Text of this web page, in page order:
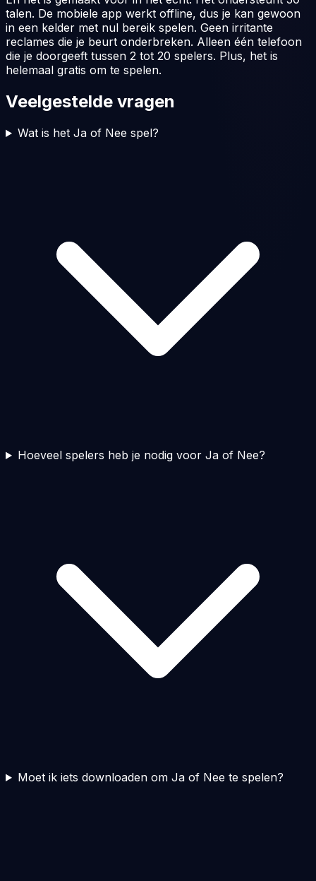
talen. De mobiele app werkt offline, dus je kan gewoon
in een kelder met nul bereik spelen. Geen irritante
reclames die je beurt onderbreken. Alleen één telefoon
die je doorgeeft tussen 2 tot 20 spelers. Plus, het is
helemaal gratis om te spelen.
Veelgestelde vragen
Wat is het Ja of Nee spel?
Hoeveel spelers heb je nodig voor Ja of Nee?
Moet ik iets downloaden om Ja of Nee te spelen?